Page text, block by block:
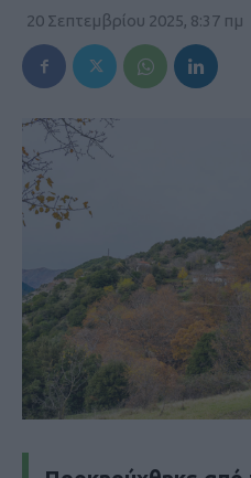
20 Σεπτεμβρίου 2025, 8:37 πμ